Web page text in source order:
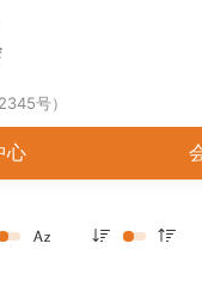
号）
心
中心